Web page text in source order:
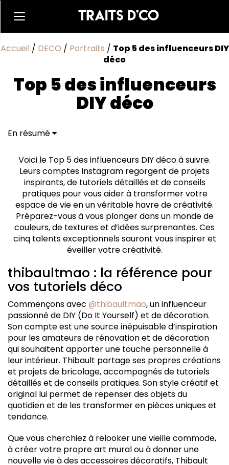
Accueil / DECO / Portraits / Top 5 des influenceurs DIY
déco
Top 5 des influenceurs
DIY déco
En résumé
madamebblog : la reine du bricolage et du recyclage
inesaki__ : la créativité à l'état pur
isnata_sun : l'experte en DIY
elocin_home : la source d'inspiration pour relooker
notre intérieur
Voici le Top 5 des influenceurs DIY déco à suivre.
Leurs comptes Instagram regorgent de projets
inspirants, de tutoriels détaillés et de conseils
pratiques pour vous aider à transformer votre
espace de vie en un véritable havre de créativité.
Préparez-vous à vous plonger dans un monde de
couleurs, de textures et d’idées surprenantes. Ces
cinq talents exceptionnels sauront vous inspirer et
éveiller votre créativité.
thibaultmao : la référence pour
vos tutoriels déco
Commençons avec @thibaultmao, un influenceur
passionné de DIY (Do It Yourself) et de décoration.
Son compte est une source inépuisable d’inspiration
pour les amateurs de rénovation et de décoration
qui souhaitent apporter une touche personnelle à
leur intérieur. Thibault partage ses propres créations
et projets de bricolage, accompagnés de tutoriels
détaillés et de conseils pratiques. Son style créatif et
original lui permet de repenser des objets du
quotidien et de les transformer en pièces uniques et
tendance.
Que vous cherchiez à relooker une vieille commode,
à créer votre propre art mural ou à donner une
nouvelle vie à des accessoires décoratifs, Thibault